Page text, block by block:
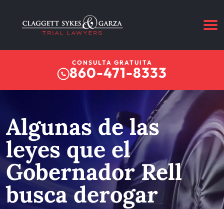
CONSULTA GRATUITA
860-471-8333
Algunas de las
leyes que el
Gobernador Rell
busca derogar